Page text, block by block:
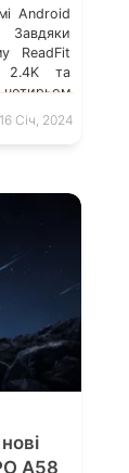
Android
ReadFit
2.4K та
набору
16 Січ, 2024
A58